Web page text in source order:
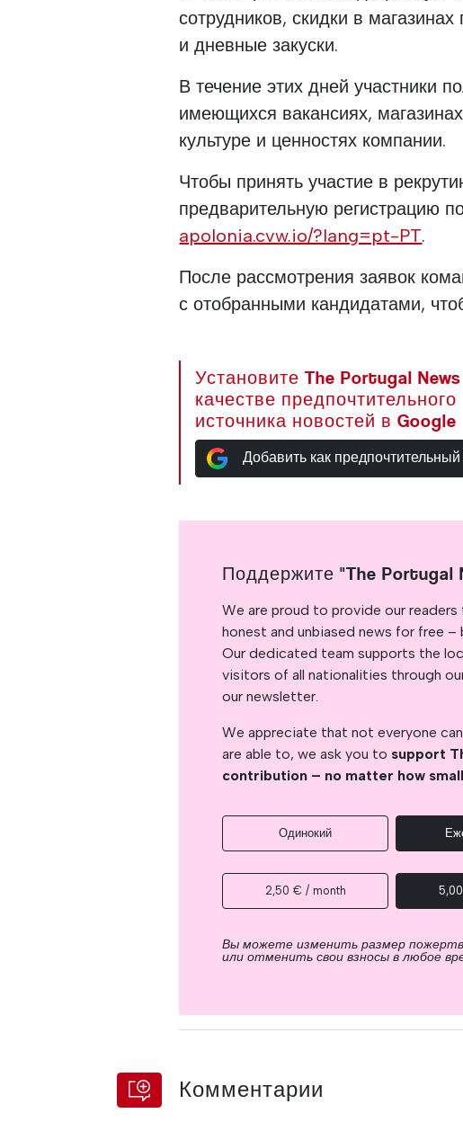
сотрудников, скидки в
и дневные закуски.
В течение этих дней участники
имеющихся вакансиях,
культуре и ценностях компании.
Чтобы принять участие в
предварительную регистрацию
apolonia.cvw.io/?lang=pt-PT.
После рассмотрения заявок
с отобранными кандидатами,
Установите The Portugal News
качестве предпочтительного
источника новостей в Google
Добавить как
Поддержите "The Portugal
We are proud to provide our
honest and unbiased news for free –
Our dedicated team supports the
visitors of all nationalities through
our newsletter.
We appreciate that not everyone
are able to, we ask you to support
contribution – no matter how
Одинокий
2,50 € / month
Вы можете изменить размер
или отменить свои взносы в любое
Комментарии